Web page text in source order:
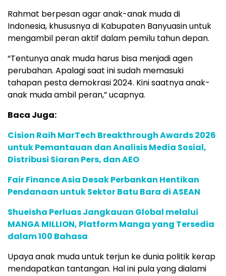
Rahmat berpesan agar anak-anak muda di
Indonesia, khususnya di Kabupaten Banyuasin untuk
mengambil peran aktif dalam pemilu tahun depan.
“Tentunya anak muda harus bisa menjadi agen
perubahan. Apalagi saat ini sudah memasuki
tahapan pesta demokrasi 2024. Kini saatnya anak-
anak muda ambil peran,” ucapnya.
Baca Juga:
Cision Raih MarTech Breakthrough Awards 2026
untuk Pemantauan dan Analisis Media Sosial,
Distribusi Siaran Pers, dan AEO
Fair Finance Asia Desak Perbankan Hentikan
Pendanaan untuk Sektor Batu Bara di ASEAN
Shueisha Perluas Jangkauan Global melalui
MANGA MILLION, Platform Manga yang Tersedia
dalam 100 Bahasa
Upaya anak muda untuk terjun ke dunia politik kerap
mendapatkan tantangan. Hal ini pula yang dialami